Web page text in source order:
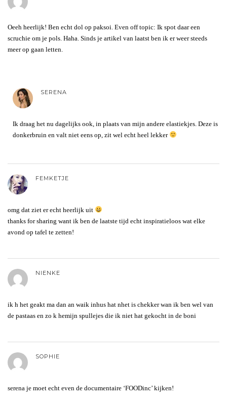
Oeeh heerlijk! Ben echt dol op paksoi. Even off topic: Ik spot daar een
scruchie om je pols. Haha. Sinds je artikel van laatst ben ik er weer steeds
meer op gaan letten.
SERENA
Ik draag het nu dagelijks ook, in plaats van mijn andere elastiekjes. Deze is
donkerbruin en valt niet eens op, zit wel echt heel lekker
FEMKETJE
omg dat ziet er echt heerlijk uit
thanks for sharing want ik ben de laatste tijd echt inspiratieloos wat elke
avond op tafel te zetten!
NIENKE
ik h het geakt ma dan an waik inhus hat nhet is chekker wan ik ben wel van
de pastaas en zo k hemijn spullejes die ik niet hat gekocht in de boni
SOPHIE
serena je moet echt even de documentaire ‘FOODinc’ kijken!